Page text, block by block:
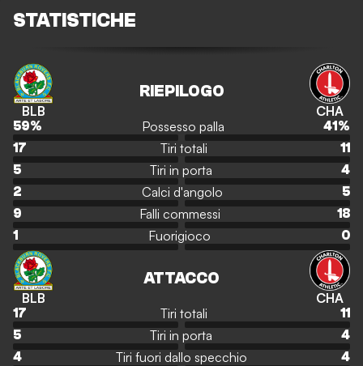
STATISTICHE
BLB
RIEPILOGO
CHA
59% Possesso palla 41 %
17
Tiri totali
11
5
Tiri in porta
4
2
Calci d'angolo
5
9
Falli commessi
18
1
Fuorigioco 0
BLB
ATTACCO
CHA
17 Tiri totali
11
5
Tiri in porta
4
4
Tiri fuori dallo specchio
4